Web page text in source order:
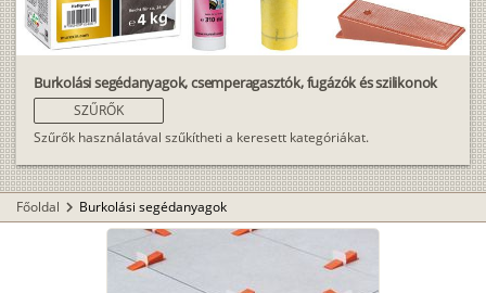
Burkolási segédanyagok, csemperagasztók, fugázók és szilikonok
SZŰRŐK
Szűrők használatával szűkítheti a keresett kategóriákat.
Főoldal chevron_right Burkolási segédanyagok